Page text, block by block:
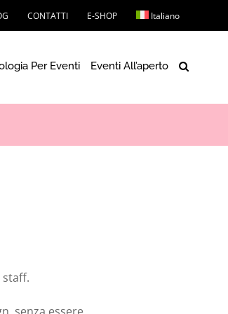
CONTATTI E-SHOP Italiano
Per Eventi Eventi All’aperto
staff.
senza essere